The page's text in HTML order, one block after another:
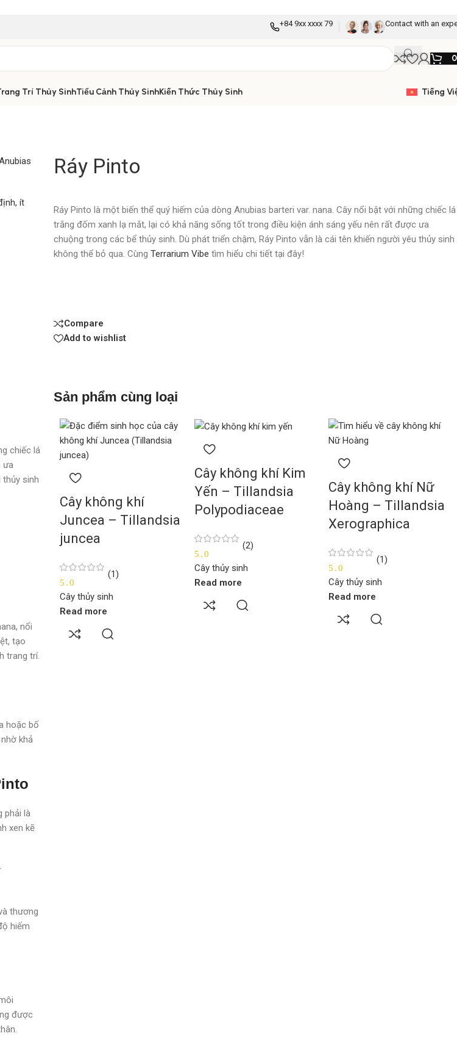
+84 9xx xxxx 79 Contact with an
Trí Thủy SinhTiểu Cảnh Thủy SinhKiến Thức Thủy Sinh Tiếng
Ráy Pinto
Ráy Pinto là một biến thể quý hiếm của dòng Anubias barteri var. nana. Cây nổi bật với những chiếc lá
trắng đốm xanh lạ mắt, lại có khả năng sống tốt trong điều kiện ánh sáng yếu nên rất được ưa
chuộng trong các bể thủy sinh. Dù phát triển chậm, Ráy Pinto vẫn là cái tên khiến người yêu thủy sinh
không thể bỏ qua. Cùng Terrarium Vibe tìm hiểu chi tiết tại đây!
Compare
Add to wishlist
chiếc lá
ưa
thủy sinh
nổi
tạo
trang trí.
hoặc bố
khả
phải là
xen kẽ
thương
hiếm
được
Sản phẩm cùng loại
Cây không khí
Juncea – Tillandsia
juncea
5.0
(1)
Cây thủy sinh
Read more
Cây không khí Kim
Yến – Tillandsia
Polypodiaceae
5.0
(2)
Cây thủy sinh
Read more
Cây không khí Nữ
Hoàng – Tillandsia
Xerographica
5.0
(1)
Cây thủy sinh
Read more